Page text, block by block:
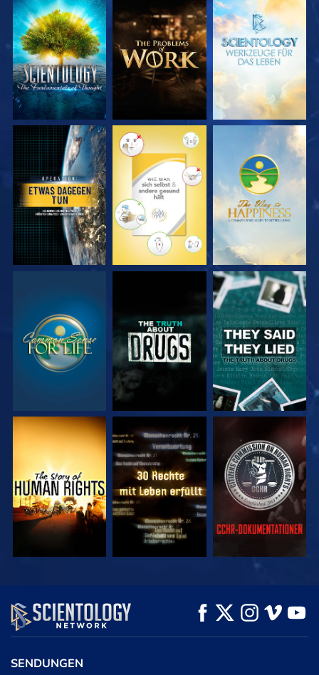
SERIE
ENTDECKEN
SERIE
ENTDECKEN
SERIE
ENTDECKEN
ANSEHEN ANSEHEN ANSEHEN
ANSEHEN ANSEHEN ANSEHEN
ANSEHEN ANSEHEN ANSEHEN
ANSEHEN
SERIE
ENTDECKEN
SENDUNGEN